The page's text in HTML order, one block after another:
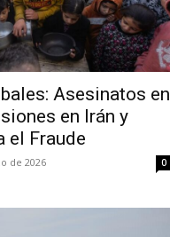
Asesinatos en
en Irán y
el Fraude
de 2026 0